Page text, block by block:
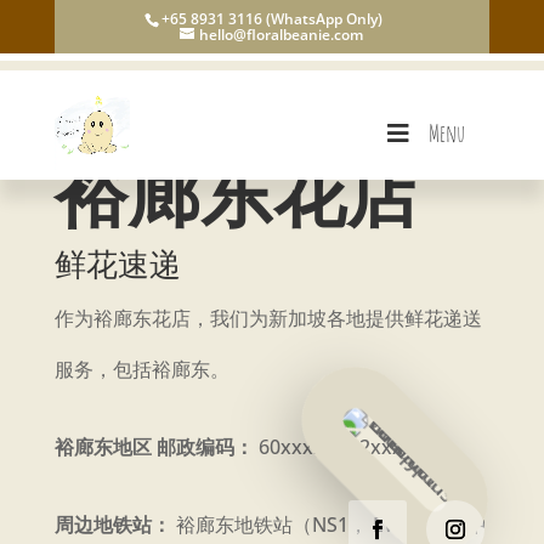
+65 8931 3116 (WhatsApp Only)
hello@floralbeanie.com
Menu
裕廊东花店
鲜花速递
作为裕廊东花店，我们为新加坡各地提供鲜花递送
服务，包括裕廊东。
裕廊东地区 邮政编码： 60xxxx， 12xxxxx
周边地铁站： 裕廊东地铁站（NS1， EW24）， 中